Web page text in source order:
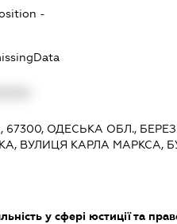
-
67300, ОДЕСЬКА ОБЛ.,
ВУЛИЦЯ КАРЛА МАРКСА,
у сфері юстиції та